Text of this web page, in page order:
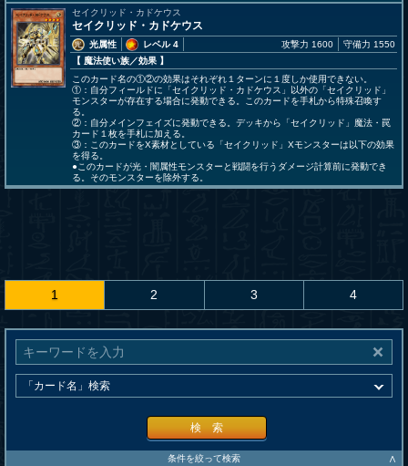
セイクリッド・カドケウス
セイクリッド・カドケウス
光属性
レベル 4
【 魔法使い族／効果 】
攻撃力 1600 守備力 1550
このカード名の①②の効果はそれぞれ１ターンに１度しか使用できない。
①：自分フィールドに「セイクリッド・カドケウス」以外の「セイクリッド」
モンスターが存在する場合に発動できる。このカードを手札から特殊召喚す
る。
②：自分メインフェイズに発動できる。デッキから「セイクリッド」魔法・罠
カード１枚を手札に加える。
③：このカードをX素材としている「セイクリッド」Xモンスターは以下の効果
を得る。
●このカードが光・闇属性モンスターと戦闘を行うダメージ計算前に発動でき
る。そのモンスターを除外する。
1 2 3 4
検 索
条件を絞って検索 ∧